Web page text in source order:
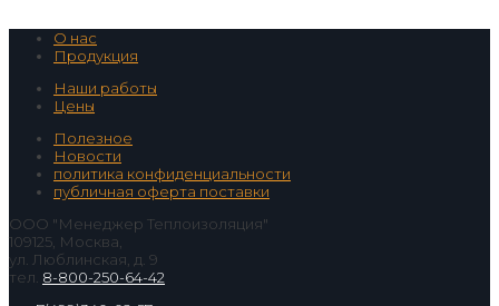
О нас
Продукция
Наши работы
Цены
Полезное
Новости
политика конфиденциальности
публичная оферта поставки
ООО "Менеджер Теплоизоляция"
109125, Москва,
ул. Люблинская, д. 9
тел. 8-800-250-64-42